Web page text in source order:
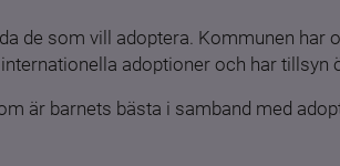
de som vill adoptera. Kommunen
adoptioner och har tillsyn
är barnets bästa i samband med